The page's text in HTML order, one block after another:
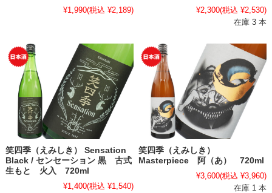
¥1,990(税込 ¥2,189)
¥2,300(税込 ¥2,530)
在庫 3 本
笑四季（えみしき） Sensation
Black / センセーション 黒 古式
生もと 火入 720ml
¥1,400(税込 ¥1,540)
笑四季（えみしき）
Masterpiece 阿（あ） 720ml
¥3,600(税込 ¥3,960)
在庫 1 本